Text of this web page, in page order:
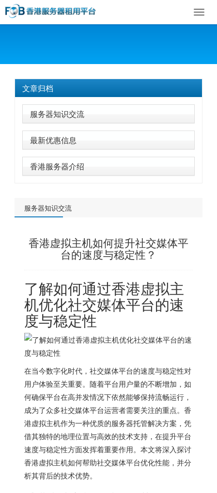
文章归档
服务器知识交流
最新优惠信息
香港服务器介绍
服务器知识交流
香港虚拟主机如何提升社交媒体平
台的速度与稳定性？
了解如何通过香港虚拟主
机优化社交媒体平台的速
度与稳定性
在当今数字化时代，社交媒体平台的速度与稳定性对
用户体验至关重要。随着平台用户量的不断增加，如
何确保平台在高并发情况下依然能够保持流畅运行，
成为了众多社交媒体平台运营者需要关注的重点。 香
港虚拟主机作为一种优质的服务器托管解决方案，凭
借其独特的地理位置与高效的技术支持，在提升平台
速度与稳定性方面发挥着重要作用。本文将深入探讨
香港虚拟主机如何帮助社交媒体平台优化性能，并分
析其背后的技术优势。